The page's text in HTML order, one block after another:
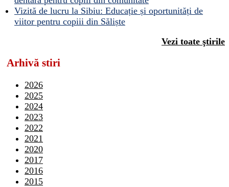
Vizită de lucru la Sibiu: Educație și oportunități de
viitor pentru copiii din Săliște
Vezi toate ştirile
Arhivă stiri
2026
2025
2024
2023
2022
2021
2020
2017
2016
2015